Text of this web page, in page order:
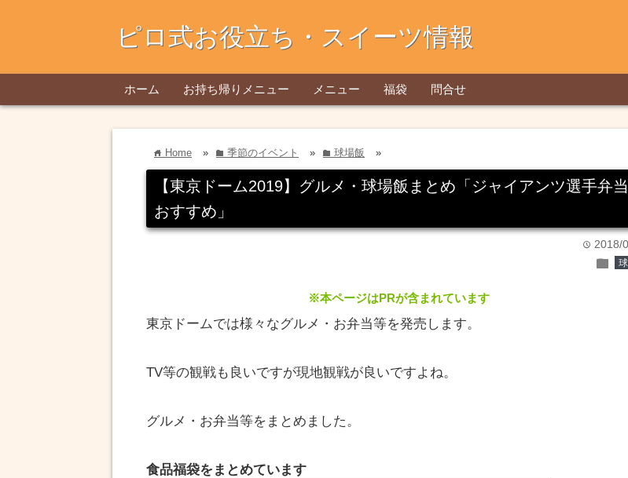
ピロ式お役立ち・スイーツ情報
ホーム お持ち帰りメニュー メニュー 福袋 問合せ
home Home » folder 季節のイベント » folder 球場飯 »
【東京ドーム2019】グルメ・球場飯まとめ「ジャイアンツ選手弁
おすすめ」
time 2018/
folder
※本ページはPRが含まれています
東京ドームでは様々なグルメ・お弁当等を発売します。
TV等の観戦も良いですが現地観戦が良いですよね。
グルメ・お弁当等をまとめました。
食品福袋をまとめています